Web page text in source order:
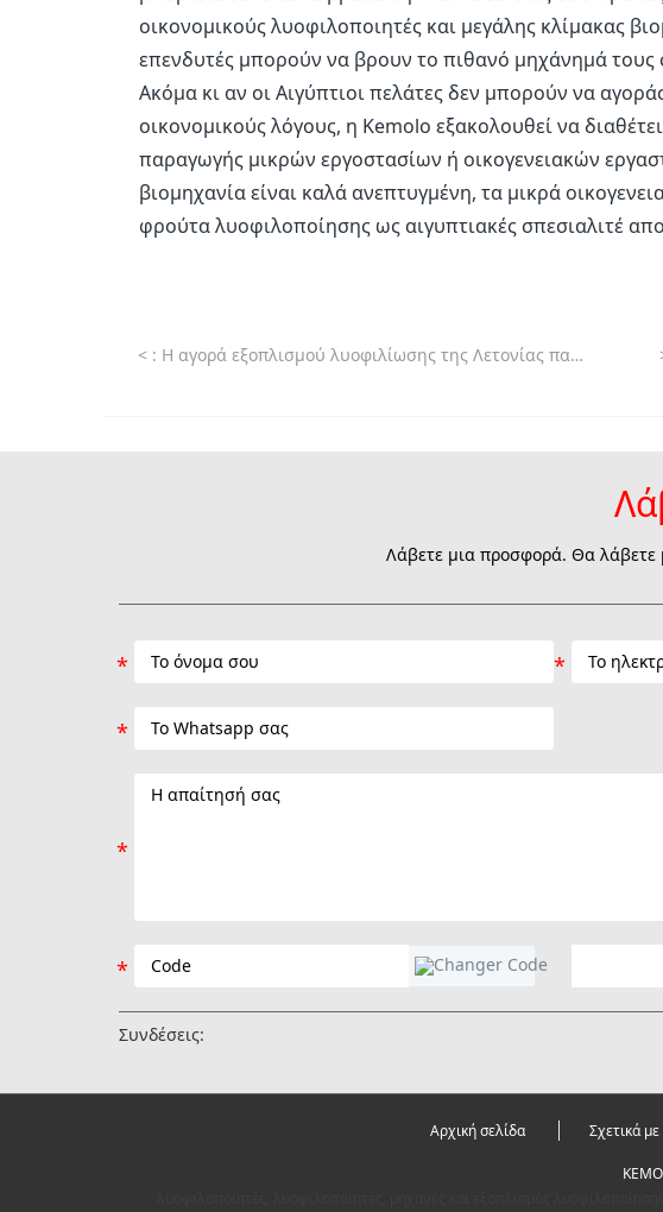
οικονομικούς λυοφιλοποιητές και μεγάλης κλίμακας
επενδυτές μπορούν να βρουν το πιθανό μηχάνημά
Ακόμα κι αν οι Αιγύπτιοι πελάτες δεν μπορούν να
οικονομικούς λόγους, η Kemolo εξακολουθεί να
παραγωγής μικρών εργοστασίων ή οικογενειακών
βιομηχανία είναι καλά ανεπτυγμένη, τα μικρά
φρούτα λυοφιλοποίησης ως αιγυπτιακές σπεσιαλιτέ
< : Η αγορά εξοπλισμού λυοφιλίωσης της Λετονίας παρουσιάζει νέες ευκαιρίες στο πλαίσιο της πολιτικής στήριξης
Λάβετε μια προσφορά. Θα λάβετε
Συνδέσεις:
Αρχική σελίδα Σχετικά